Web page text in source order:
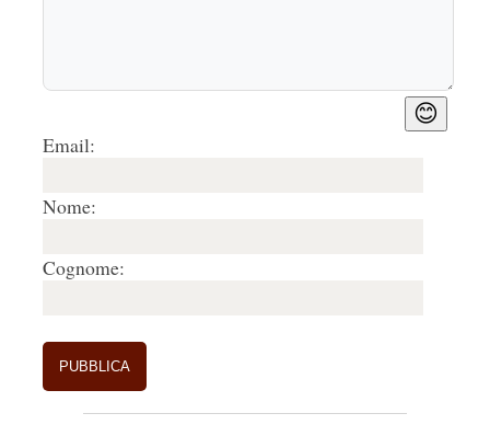
l'articolo appena letto mi ha riempita del
desiderio di poter vedere la tela dal vivo, appena
sarà possibile. Mi chiedo anche quale slancio
ultimo straordinario capolavoro, 'Sacrificio'.
Rispondi
😊
Email:
Nome:
Cognome: